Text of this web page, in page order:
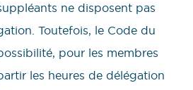
ne disposent pas
Toutefois, le Code du
pour les membres
les heures de délégation